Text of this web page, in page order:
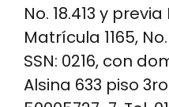
No. 18.413 y previa
Matrícula 1165,
SSN: 0216, con
Alsina 633 piso